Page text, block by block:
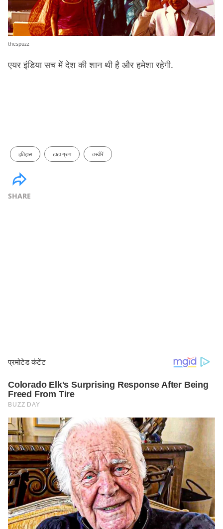
thespuzz
एयर इंडिया सच में देश की शान थी है और हमेशा रहेगी.
इतिहास टाटा ग्रुप तस्वीरें
SHARE